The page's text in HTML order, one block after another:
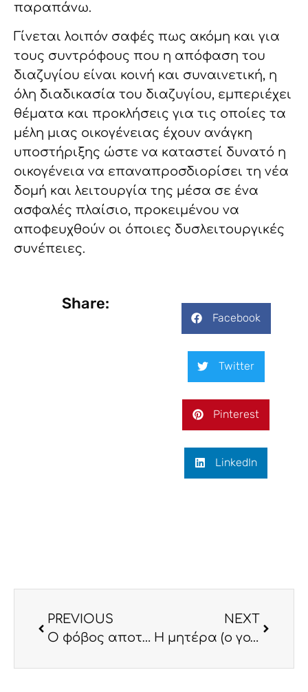
παραπάνω.
Γίνεται λοιπόν σαφές πως ακόμη και για
τους συντρόφους που η απόφαση του
διαζυγίου είναι κοινή και συναινετική, η
όλη διαδικασία του διαζυγίου, εμπεριέχει
θέματα και προκλήσεις για τις οποίες τα
μέλη μιας οικογένειας έχουν ανάγκη
υποστήριξης ώστε να καταστεί δυνατό η
οικογένεια να επαναπροσδιορίσει τη νέα
δομή και λειτουργία της μέσα σε ένα
ασφαλές πλαίσιο, προκειμένου να
αποφευχθούν οι όποιες δυσλειτουργικές
συνέπειες.
Share:
Facebook
Twitter
Pinterest
LinkedIn
PREVIOUS
Ο φόβος αποτυχίας ως τροχοπέδη στα όνειρα των εφήβων
NEXT
Η μητέρα (ο γονιός) που αγαπά..